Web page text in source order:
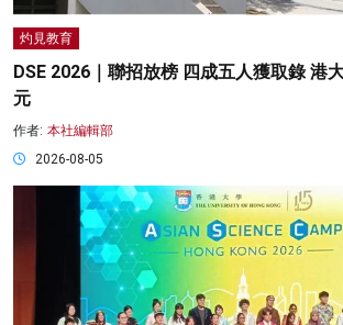
灼見教育
DSE 2026｜聯招放榜 四成五人獲取錄 港
元
作者: 本社編輯部
2026-08-05